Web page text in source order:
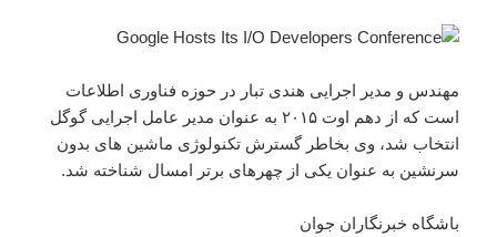
مهندس و مدیر اجرایی هندی تبار در حوزه فناوری اطلاعات
است که از دهم اوت ۲۰۱۵ به عنوان مدیر عامل اجرایی گوگل
انتخاب شد، وی بخاطر گسترش تکنولوژی ماشین های بدون
سرنشین به عنوان یکی از چهرهای برتر امسال شناخته شد.
باشگاه خبرنگاران جوان